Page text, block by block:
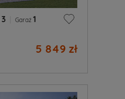
3 Garaż 1
5 849 zł